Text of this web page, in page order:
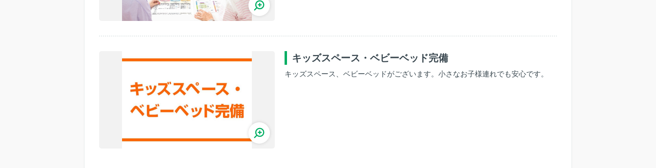
キッズスペース・ベビーベッド完備
キッズスペース、ベビーベッドがございます。小さなお子様連れでも安心です。